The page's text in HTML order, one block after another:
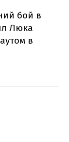
бой в
Люка
в